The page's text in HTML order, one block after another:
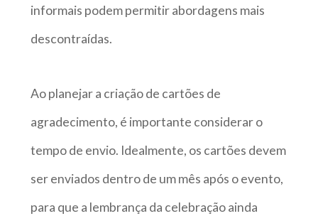
informais podem permitir abordagens mais
descontraídas.
Ao planejar a criação de cartões de
agradecimento, é importante considerar o
tempo de envio. Idealmente, os cartões devem
ser enviados dentro de um mês após o evento,
para que a lembrança da celebração ainda